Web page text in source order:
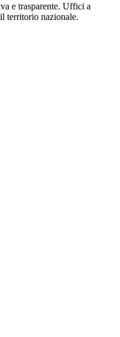
e trasparente. Uffici a
territorio nazionale.